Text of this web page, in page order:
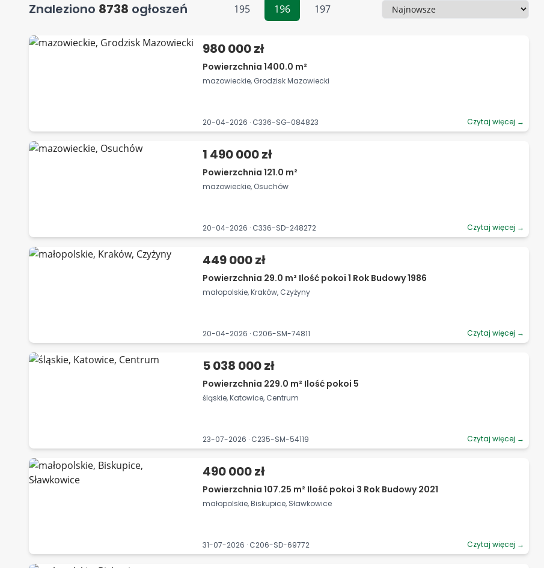
Znaleziono 8738 ogłoszeń 195 196 197 Sortowanie
980 000 zł
Powierzchnia 1400.0 m²
mazowieckie, Grodzisk Mazowiecki
20-04-2026 · C336-SG-084823 Czytaj więcej →
1 490 000 zł
Powierzchnia 121.0 m²
mazowieckie, Osuchów
20-04-2026 · C336-SD-248272 Czytaj więcej →
449 000 zł
Powierzchnia 29.0 m² Ilość pokoi 1 Rok Budowy 1986
małopolskie, Kraków, Czyżyny
20-04-2026 · C206-SM-74811 Czytaj więcej →
5 038 000 zł
Powierzchnia 229.0 m² Ilość pokoi 5
śląskie, Katowice, Centrum
23-07-2026 · C235-SM-54119 Czytaj więcej →
490 000 zł
Powierzchnia 107.25 m² Ilość pokoi 3 Rok Budowy 2021
małopolskie, Biskupice, Sławkowice
31-07-2026 · C206-SD-69772 Czytaj więcej →